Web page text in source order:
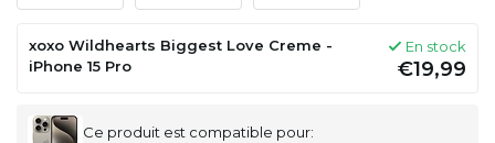
xoxo Wildhearts Biggest Love Creme -
iPhone 15 Pro
En stock
€19,99
Ce produit est compatible pour: